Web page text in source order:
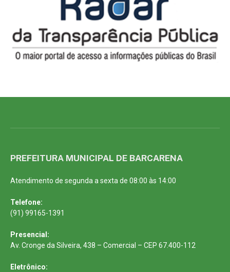
PREFEITURA MUNICIPAL DE BARCARENA
Atendimento de segunda a sexta de 08:00 às 14:00
Telefone:
(91) 99165-1391
Presencial:
Av. Cronge da Silveira, 438 – Comercial – CEP 67.400-112
Eletrônico: